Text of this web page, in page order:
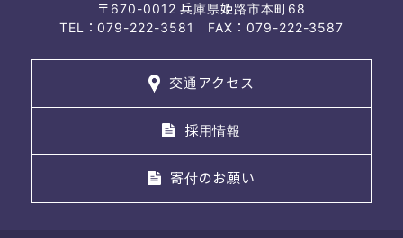
〒670-0012 兵庫県姫路市本町68
TEL：079-222-3581 FAX：079-222-3587
交通アクセス
採用情報
寄付のお願い